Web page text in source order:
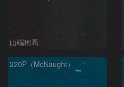
山端穂高
220P（McNaught）